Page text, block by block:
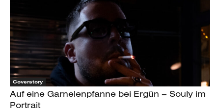
Coverstory
Auf eine Garnelenpfanne bei Ergün – Souly im
Portrait